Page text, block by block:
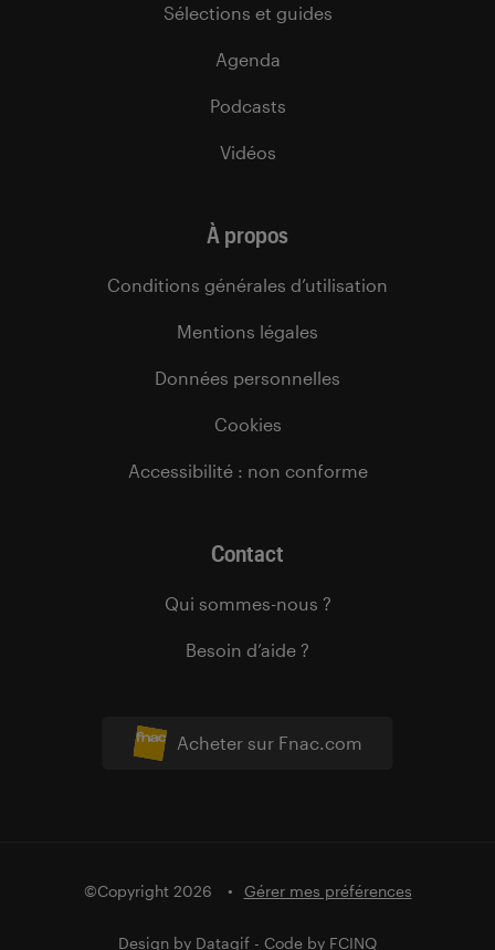
Acheter sur Fnac.com
Sélections et guides
Agenda
Podcasts
Vidéos
À propos
Conditions générales d’utilisation
Mentions légales
Données personnelles
Cookies
Accessibilité : non conforme
Contact
Qui sommes-nous ?
Besoin d’aide ?
©Copyright 2026 Gérer mes préférences
Design by Datagif - Code by FCINQ